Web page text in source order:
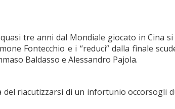
tre anni dal Mondiale giocato in Cina
Fontecchio e i “reduci” dalla finale
Baldasso e Alessandro Pajola.
riacutizzarsi di un infortunio occorsogli